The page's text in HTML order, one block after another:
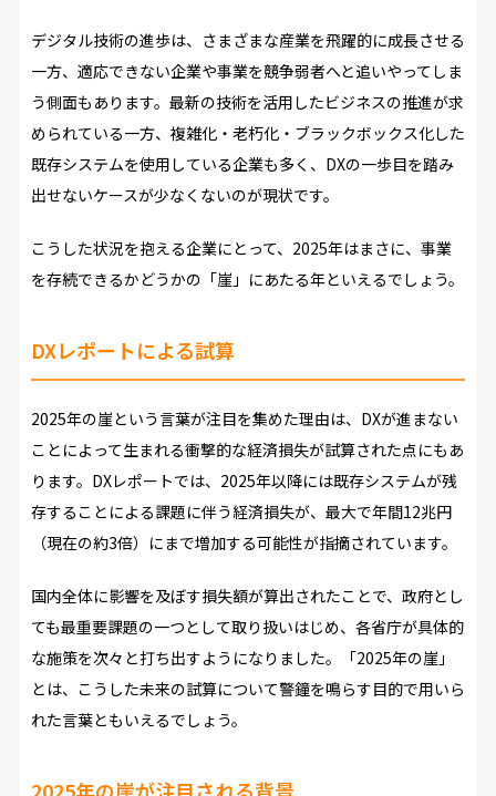
デジタル技術の進歩は、さまざまな産業を飛躍的に成長させる
一方、適応できない企業や事業を競争弱者へと追いやってしま
う側面もあります。最新の技術を活用したビジネスの推進が求
められている一方、複雑化・老朽化・ブラックボックス化した
既存システムを使用している企業も多く、DXの一歩目を踏み
出せないケースが少なくないのが現状です。
こうした状況を抱える企業にとって、2025年はまさに、事業
を存続できるかどうかの「崖」にあたる年といえるでしょう。
DXレポートによる試算
2025年の崖という言葉が注目を集めた理由は、DXが進まない
ことによって生まれる衝撃的な経済損失が試算された点にもあ
ります。DXレポートでは、2025年以降には既存システムが残
存することによる課題に伴う経済損失が、最大で年間12兆円
（現在の約3倍）にまで増加する可能性が指摘されています。
国内全体に影響を及ぼす損失額が算出されたことで、政府とし
ても最重要課題の一つとして取り扱いはじめ、各省庁が具体的
な施策を次々と打ち出すようになりました。「2025年の崖」
とは、こうした未来の試算について警鐘を鳴らす目的で用いら
れた言葉ともいえるでしょう。